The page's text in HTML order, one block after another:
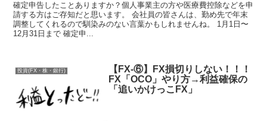
確定申告したことありますか？個人事業主の方や医療費控除などを申
請する方はご存知だと思います。 会社員の皆さんは、勤め先で年末
調整してくれるので馴染みのない言葉かもしれませんね。 1月1日〜
12月31日まで 確定申...
投資(FX・株・銀行)
【FX-⑥】FX損切りしない！！！
FX「OCO」やり方→利益確保の
「追いかけっこFX」